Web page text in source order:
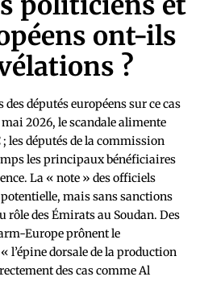
ont-ils
?
députés européens sur ce cas
2026, le scandale alimente
; les députés de la commission
les principaux bénéficiaires
La « note » des officiels
mais sans sanctions
rôle des Émirats au Soudan. Des
Europe prônent le
l’épine dorsale de la production
des cas comme Al